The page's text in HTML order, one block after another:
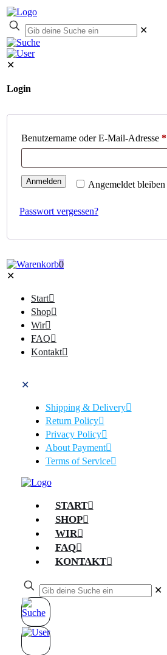
✕
✕
Login
Benutzername oder E-Mail-Adresse *
Angemeldet bleiben
Anmelden
Passwort vergessen?
0
✕
Start
Shop
Wir
FAQ
Kontakt
✕
Shipping & Delivery
Return Policy
Privacy Policy
About Payment
Terms of Service
START
SHOP
WIR
FAQ
KONTAKT
✕